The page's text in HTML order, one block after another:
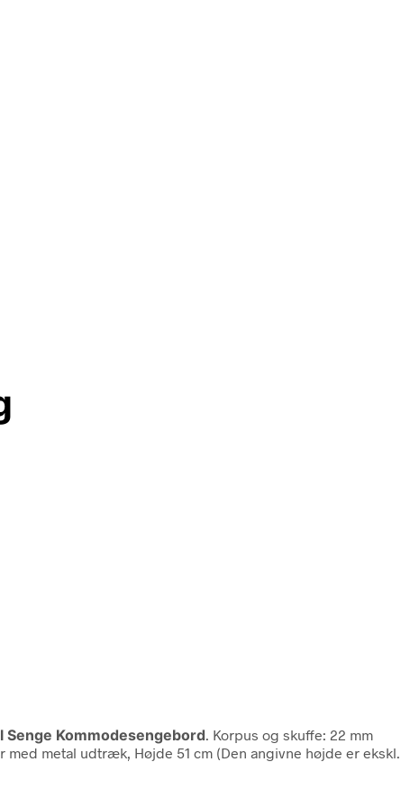
Senge Kommodesengebord . Korpus og skuffe: 22 mm
metal udtræk, Højde 51 cm (Den angivne højde er ekskl.